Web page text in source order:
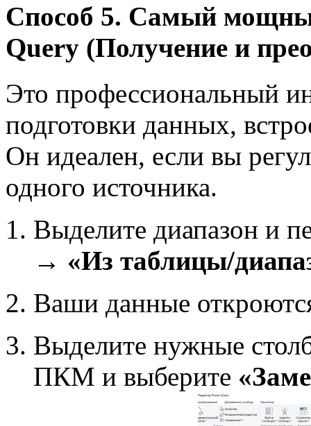
Способ 5. Самый
Query (Получение и
Это профессиональный
подготовки данных,
Он идеален, если вы
одного источника.
Выделите диапазон и
→ «Из таблицы/
Ваши данные
Выделите нужные
ПКМ и выберите